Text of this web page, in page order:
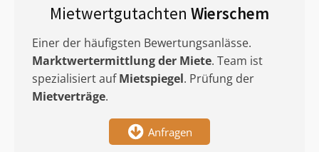
Mietwertgutachten Wierschem
Einer der häufigsten Bewertungsanlässe.
Marktwertermittlungder Miete. Team ist
spezialisiert aufMietspiegel. Prüfung der
Mietverträge.
Anfragen